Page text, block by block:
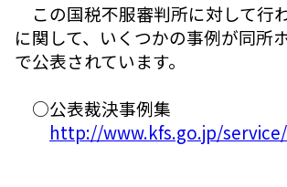
この国税不服審判所に対して行
に関して、いくつかの事例が同所
で公表されています。
○公表裁決事例集
http://www.kfs.go.jp/